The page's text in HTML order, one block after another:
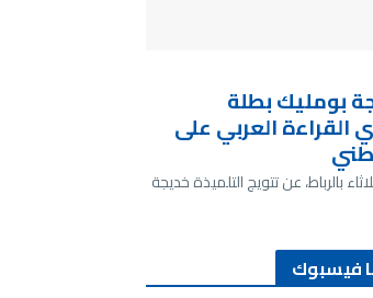
بومليك بطلة
العربي على
بالرباط، عن تتويج التلميذة خديجة
فيسبوك